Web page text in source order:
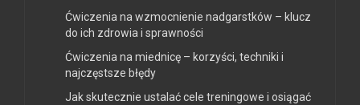
Ćwiczenia na wzmocnienie nadgarstków – klucz
do ich zdrowia i sprawności
Ćwiczenia na miednicę – korzyści, techniki i
najczęstsze błędy
Jak skutecznie ustalać cele treningowe i osiągać